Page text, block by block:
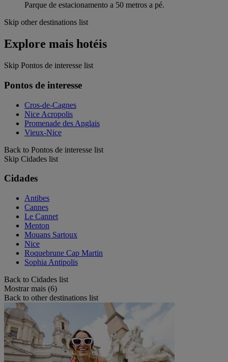
Parque de estacionamento a 50 metros a pé.
Skip other destinations list
Explore mais hotéis
Skip Pontos de interesse list
Pontos de interesse
Cros-de-Cagnes
Nice Acropolis
Promenade des Anglais
Vieux-Nice
Back to Pontos de interesse list
Skip Cidades list
Cidades
Antibes
Cannes
Le Cannet
Menton
Mouans Sartoux
Nice
Roquebrune Cap Martin
Sophia Antipolis
Back to Cidades list
Mostrar mais (6)
Back to other destinations list